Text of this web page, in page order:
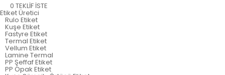
0 TEKLİF İSTE
EtiketÜretici
Rulo Etiket
Kuşe Etiket
Fastyre Etiket
Termal Etiket
Vellum Etiket
Lamine Termal
PP Şeffaf Etiket
PP Opak Etiket